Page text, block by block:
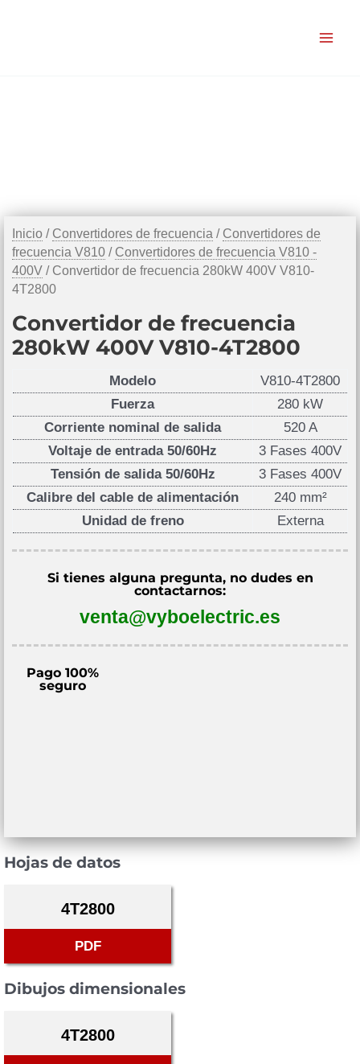
Inicio / Convertidores de frecuencia / Convertidores de
frecuencia V810 / Convertidores de frecuencia V810 -
400V / Convertidor de frecuencia 280kW 400V V810-
4T2800
Convertidor de frecuencia
280kW 400V V810-4T2800
Modelo
V810-4T2800
Fuerza
280 kW
Corriente nominal de salida
520 A
Voltaje de entrada 50/60Hz
3 Fases 400V
Tensión de salida 50/60Hz
3 Fases 400V
Calibre del cable de alimentación
240 mm²
Unidad de freno
Externa
Si tienes alguna pregunta, no dudes en
contactarnos:
venta@vyboelectric.es
Pago 100%
seguro
Hojas de datos
4T2800
PDF
Dibujos dimensionales
4T2800